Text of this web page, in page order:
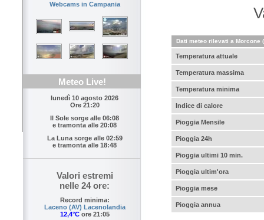
Webcams in Campania
Meteo Live!
lunedì 10 agosto 2026
Ore 21:20
Il Sole sorge alle 06:08
e tramonta alle 20:08
La Luna sorge alle 02:59
e tramonta alle 18:48
Valori estremi
nelle 24 ore:
Record minima:
Laceno (AV) Lacenolandia
12,4°Core 21:05
Dati meteo rilevati a Morcone
Temperatura attuale
Temperatura massima
Temperatura minima
Indice di calore
Pioggia Mensile
Pioggia 24h
Pioggia ultimi 10 min.
Pioggia ultim'ora
Pioggia mese
Pioggia annua